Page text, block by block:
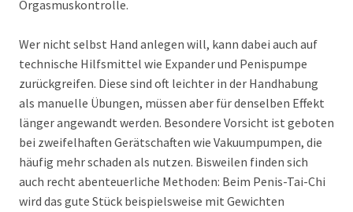
Orgasmuskontrolle.
Wer nicht selbst Hand anlegen will, kann dabei auch auf
technische Hilfsmittel wie Expander und Penispumpe
zurückgreifen. Diese sind oft leichter in der Handhabung
als manuelle Übungen, müssen aber für denselben Effekt
länger angewandt werden. Besondere Vorsicht ist geboten
bei zweifelhaften Gerätschaften wie Vakuumpumpen, die
häufig mehr schaden als nutzen. Bisweilen finden sich
auch recht abenteuerliche Methoden: Beim Penis-Tai-Chi
wird das gute Stück beispielsweise mit Gewichten